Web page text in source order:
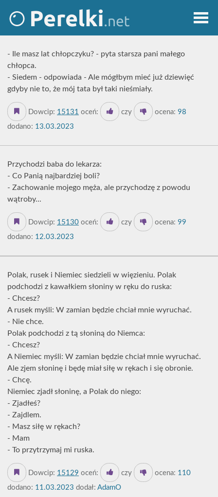
- Ile masz lat chłopczyku? - pyta starsza pani małego
chłopca.
- Siedem - odpowiada - Ale mógłbym mieć już dziewięć
gdyby nie to, że mój tata był taki nieśmiały.
Dowcip: 15131 oceń: czy ocena: 98
dodano: 13.03.2023
Przychodzi baba do lekarza:
- Co Panią najbardziej boli?
- Zachowanie mojego męża, ale przychodzę z powodu
wątroby...
Dowcip: 15130 oceń: czy ocena: 99
dodano: 12.03.2023
Polak, rusek i Niemiec siedzieli w więzieniu. Polak
podchodzi z kawałkiem słoniny w ręku do ruska:
- Chcesz?
A rusek myśli: W zamian będzie chciał mnie wyruchać.
- Nie chce.
Polak podchodzi z tą słoniną do Niemca:
- Chcesz?
A Niemiec myśli: W zamian będzie chciał mnie wyruchać.
Ale zjem słoninę i będę miał siłę w rękach i się obronie.
- Chcę.
Niemiec zjadł słoninę, a Polak do niego:
- Zjadłeś?
- Zajdlem.
- Masz siłę w rękach?
- Mam
- To przytrzymaj mi ruska.
Dowcip: 15129 oceń: czy ocena: 110
dodano: 11.03.2023 dodał: AdamO